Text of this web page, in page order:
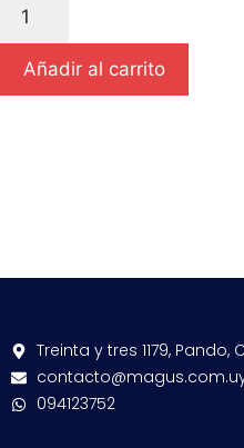
Añadir al carrito
Treinta y tres 1179, Pando,
094123752